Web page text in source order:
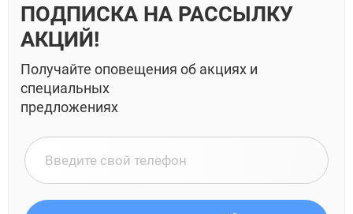
ПОДПИСКА НА РАССЫЛКУ
АКЦИЙ!
Получайте оповещения об акциях и
специальных
предложениях